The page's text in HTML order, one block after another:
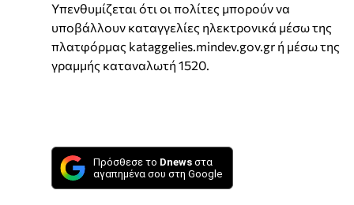
Υπενθυμίζεται ότι οι πολίτες μπορούν να
υποβάλλουν καταγγελίες ηλεκτρονικά μέσω της
πλατφόρμας kataggelies.mindev.gov.gr ή μέσω της
γραμμής καταναλωτή 1520.
Πρόσθεσε το Dnews στα
αγαπημένα σου στη Google